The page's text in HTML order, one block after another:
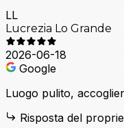
LL
Lucrezia Lo Grande
2026-06-18
Google
Luogo pulito,
Risposta del